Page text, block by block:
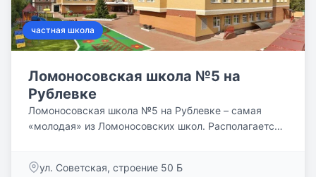
частная школа
Ломоносовская школа №5 на
Рублевке
Ломоносовская школа №5 на Рублевке – самая
«молодая» из Ломоносовских школ. Располагается
ул. Советская, строение 50 Б